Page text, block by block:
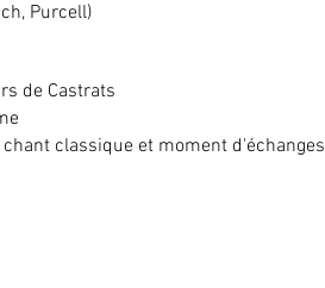
Purcell)
de Castrats
classique et moment d'échanges